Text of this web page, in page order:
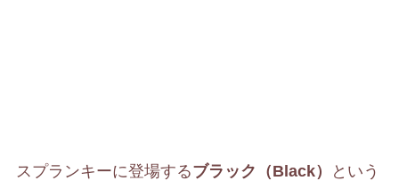
スプランキーに登場するブラック（Black）
という